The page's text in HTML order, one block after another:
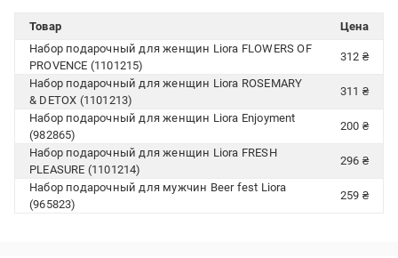
Товар
Цена
Набор подарочный для женщин Liora FLOWERS OF
PROVENCE (1101215)
312 ₴
Набор подарочный для женщин Liora ROSEMARY
& DETOX (1101213)
311 ₴
Набор подарочный для женщин Liora Enjoyment
(982865)
200 ₴
Набор подарочный для женщин Liora FRESH
PLEASURE (1101214)
296 ₴
Набор подарочный для мужчин Beer fest Liora
(965823)
259 ₴